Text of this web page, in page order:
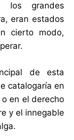
los grandes
eran estados
cierto modo,
de esta
catalogaría en
en el derecho
y el innegable